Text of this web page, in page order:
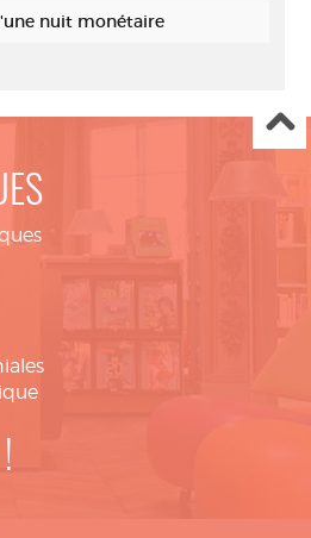
nuit monétaire